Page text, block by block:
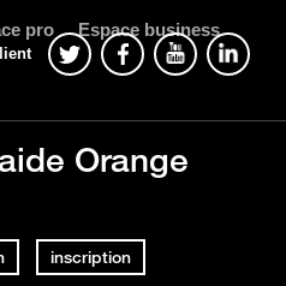
pro Espace business
Orange
inscription